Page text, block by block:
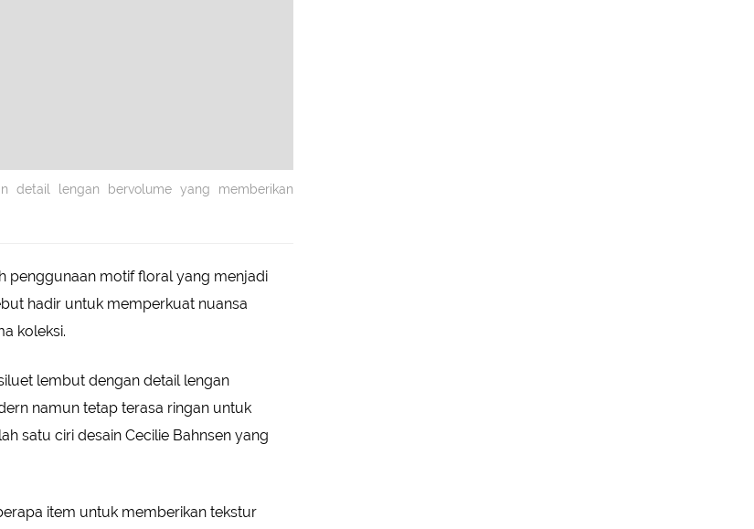
detail lengan bervolume yang memberikan
penggunaan motif floral yang menjadi
hadir untuk memperkuat nuansa
koleksi.
lembut dengan detail lengan
namun tetap terasa ringan untuk
satu ciri desain Cecilie Bahnsen yang
item untuk memberikan tekstur